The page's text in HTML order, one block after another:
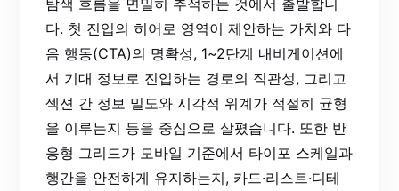
다. 첫 진입의 히어로 영역이 제안하는 가치와 다
음 행동(CTA)의 명확성, 1~2단계 내비게이션에
서 기대 정보로 진입하는 경로의 직관성, 그리고
섹션 간 정보 밀도와 시각적 위계가 적절히 균형
을 이루는지 등을 중심으로 살폈습니다. 또한 반
응형 그리드가 모바일 기준에서 타이포 스케일과
행간을 안전하게 유지하는지, 카드·리스트·디테